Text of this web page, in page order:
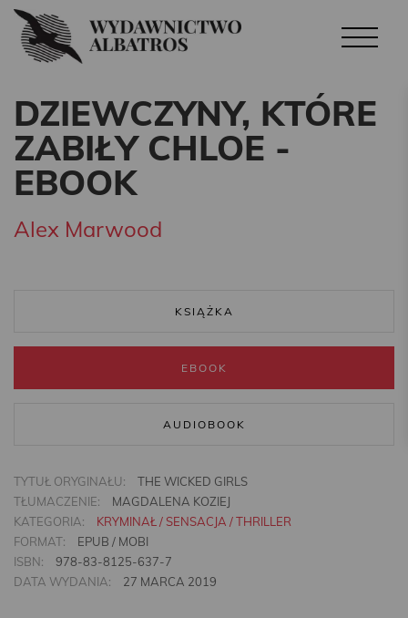
DZIEWCZYNY, KTÓRE
ZABIŁY CHLOE -
EBOOK
Alex Marwood
KSIĄŻKA
EBOOK
AUDIOBOOK
TYTUŁ ORYGINAŁU:
THE WICKED GIRLS
TŁUMACZENIE:
MAGDALENA KOZIEJ
KATEGORIA:
KRYMINAŁ / SENSACJA / THRILLER
FORMAT:
EPUB / MOBI
ISBN:
978-83-8125-637-7
DATA WYDANIA:
27 MARCA 2019